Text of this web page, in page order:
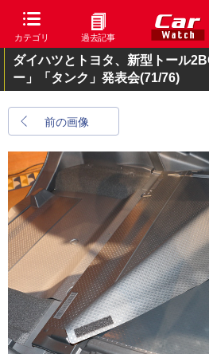
カテゴリ 過去記事
ダイハツとトヨタ、新型トール
ー」「タンク」発表会(71/76)
前の画像